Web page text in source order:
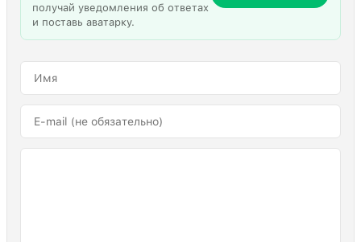
получай уведомления об ответах
и поставь аватарку.